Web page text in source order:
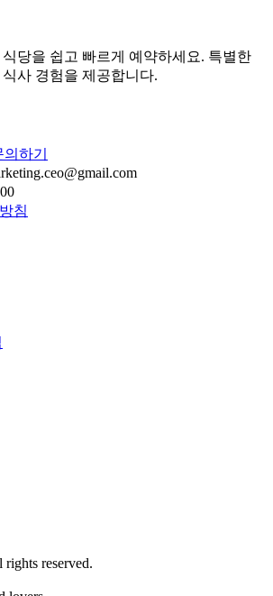
당을 쉽고 빠르게 예약하세요. 특별한
사 경험을 제공합니다.
하기
침
reserved.